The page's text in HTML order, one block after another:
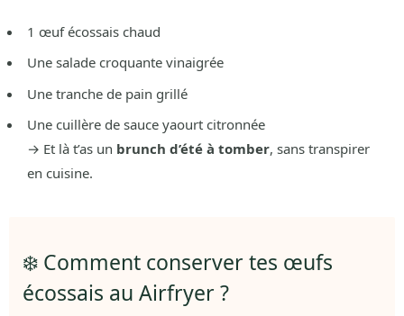
1 œuf écossais chaud
Une salade croquante vinaigrée
Une tranche de pain grillé
Une cuillère de sauce yaourt citronnée
→ Et là t’as un brunch d’été à tomber, sans transpirer
en cuisine.
❄️ Comment conserver tes œufs
écossais au Airfryer ?